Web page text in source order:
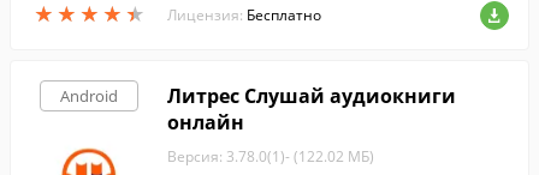
★ ★ ★ ★ ★
★ ★ ★ ★ ★
иг ЛитРес от горячих новинок до класси
Лицензия: Бесплатно
Android
Литрес Слушай аудиокниги
онлайн
Версия: 3.78.0(1)- (122.02 МБ)